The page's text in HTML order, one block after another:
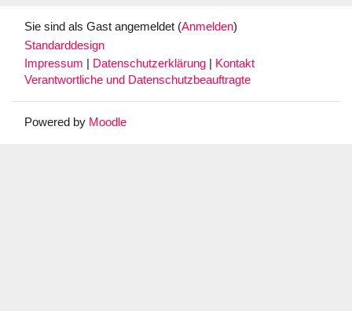
Sie sind als Gast angemeldet (Anmelden)
Standarddesign
Impressum
Datenschutzerklärung
Kontakt
Verantwortliche und Datenschutzbeauftragte
Powered by Moodle